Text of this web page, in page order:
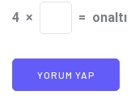
4 × = onaltı